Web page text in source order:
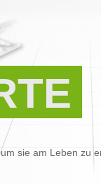
sie am Leben